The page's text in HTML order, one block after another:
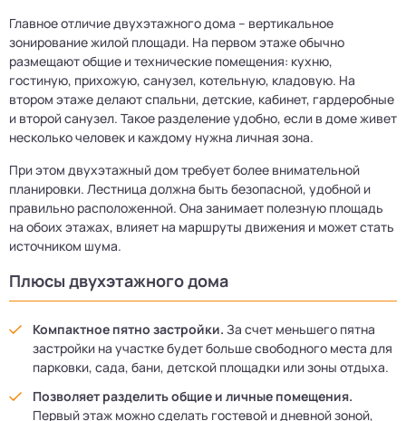
Главное отличие двухэтажного дома – вертикальное
зонирование жилой площади. На первом этаже обычно
размещают общие и технические помещения: кухню,
гостиную, прихожую, санузел, котельную, кладовую. На
втором этаже делают спальни, детские, кабинет, гардеробные
и второй санузел. Такое разделение удобно, если в доме живет
несколько человек и каждому нужна личная зона.
При этом двухэтажный дом требует более внимательной
планировки. Лестница должна быть безопасной, удобной и
правильно расположенной. Она занимает полезную площадь
на обоих этажах, влияет на маршруты движения и может стать
источником шума.
Плюсы двухэтажного дома
Компактное пятно застройки. За счет меньшего пятна
застройки на участке будет больше свободного места для
парковки, сада, бани, детской площадки или зоны отдыха.
Позволяет разделить общие и личные помещения.
Первый этаж можно сделать гостевой и дневной зоной,